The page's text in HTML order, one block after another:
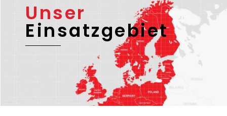
Unser
Einsatzgebiet